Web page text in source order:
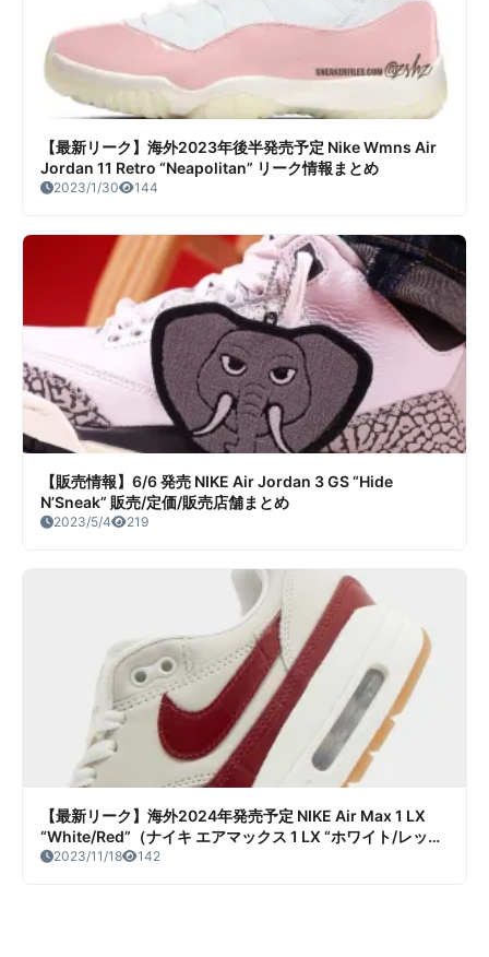
【最新リーク】海外2023年後半発売予定 Nike Wmns Air
Jordan 11 Retro “Neapolitan” リーク情報まとめ
2023/1/30 144
【販売情報】6/6 発売 NIKE Air Jordan 3 GS “Hide
N’Sneak” 販売/定価/販売店舗まとめ
2023/5/4 219
【最新リーク】海外2024年発売予定 NIKE Air Max 1 LX
“White/Red”（ナイキ エアマックス 1 LX “ホワイト/レッ
ド”） リーク情報まとめ
2023/11/18 142